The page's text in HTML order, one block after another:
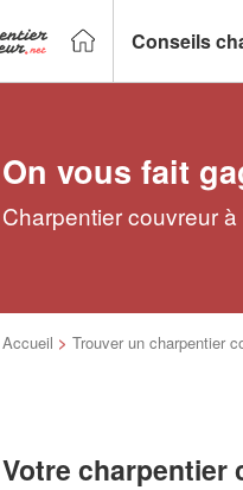
Conseils
On vous fait
Charpentier couvreur
Accueil > Trouver un charpentier
Votre charpentier